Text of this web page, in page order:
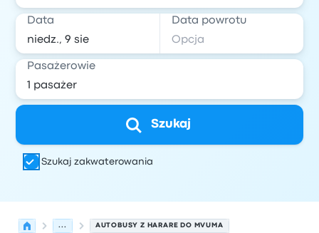
Data Data powrotu
Pasażerowie
Szukaj
Szukaj zakwaterowania
... AUTOBUSY Z HARARE DO MVUMA